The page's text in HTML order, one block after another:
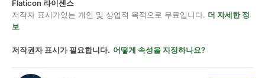
Flaticon 라이센스
저작자 표시가있는 개인 및 상업적 목적으로 무료입니다. 더 자세한 정
보
저작권자 표시가 필요합니다. 어떻게 속성을 지정하나요?